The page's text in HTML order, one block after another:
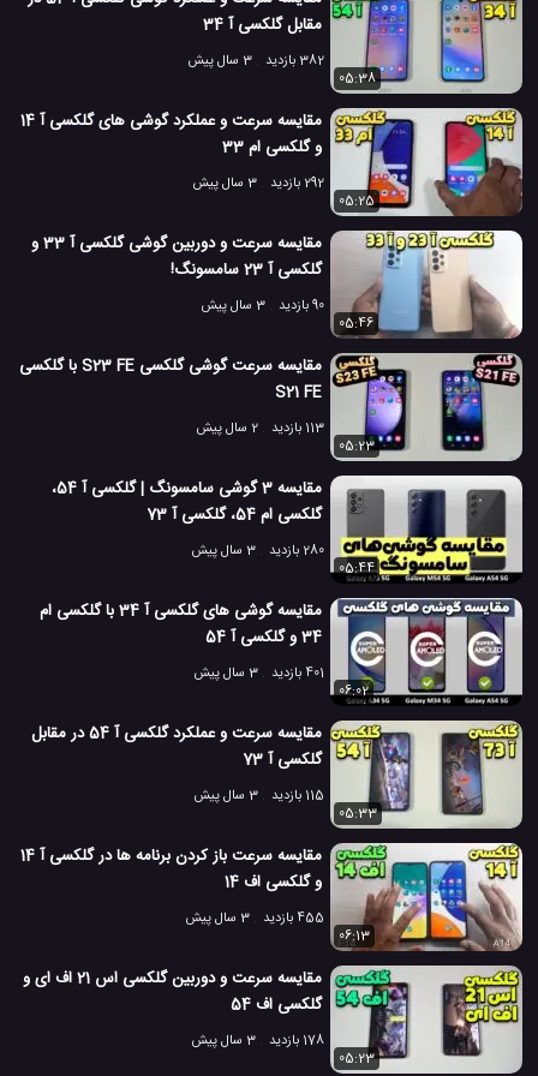
مقابل گلکسی آ 34
382 بازدید
3 سال پیش
05:38
مقایسه سرعت و عملکرد گوشی های گلکسی آ 14
و گلکسی ام 33
292 بازدید
3 سال پیش
05:25
مقایسه سرعت و دوربین گوشی گلکسی آ 33 و
گلکسی آ 23 سامسونگ!
90 بازدید
3 سال پیش
05:46
مقایسه سرعت گوشی گلکسی S23 FE با گلکسی
S21 FE
113 بازدید
2 سال پیش
05:23
مقایسه 3 گوشی سامسونگ | گلکسی آ 54،
گلکسی ام 54، گلکسی آ 73
280 بازدید
3 سال پیش
05:44
مقایسه گوشی های گلکسی آ 34 با گلکسی ام
34 و گلکسی آ 54
401 بازدید
3 سال پیش
06:02
مقایسه سرعت و عملکرد گلکسی آ 54 در مقابل
گلکسی آ 73
115 بازدید
3 سال پیش
05:33
مقایسه سرعت باز کردن برنامه ها در گلکسی آ 14
و گلکسی اف 14
455 بازدید
3 سال پیش
06:13
مقایسه سرعت و دوربین گلکسی اس 21 اف ای و
گلکسی اف 54
178 بازدید
3 سال پیش
05:23